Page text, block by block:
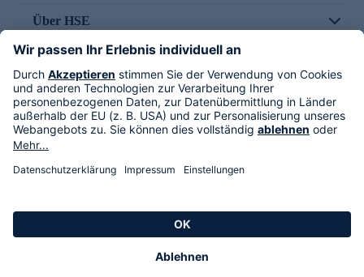
Über HSE
Im TV
HSE International